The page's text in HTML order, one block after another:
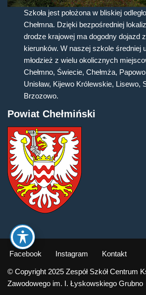
Szkoła jest położona w bliskiej
Chełmna. Dzięki bezpośredniej
drodze krajowej ma dogodny dojazd
kierunków. W naszej szkole średniej
młodzież z wielu okolicznych
Chełmno, Świecie, Chełmża,
Unisław, Kijewo Królewskie, Lisewo,
Brzozowo.
Powiat Chełmiński
Facebook Instagram Kontakt
© Copyright 2025 Zespół Szkół Centrum
Zawodowego im. I. Łyskowskiego Grubno